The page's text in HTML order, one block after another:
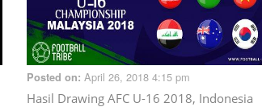
Posted on: April 26, 2018 4:15 pm
Hasil Drawing AFC U-16 2018, Indonesia